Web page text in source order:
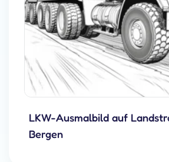
LKW-Ausmalbild auf
Bergen